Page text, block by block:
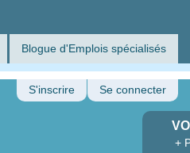
Blogue d'Emplois spécialisés
+
S'inscrire Se connecter